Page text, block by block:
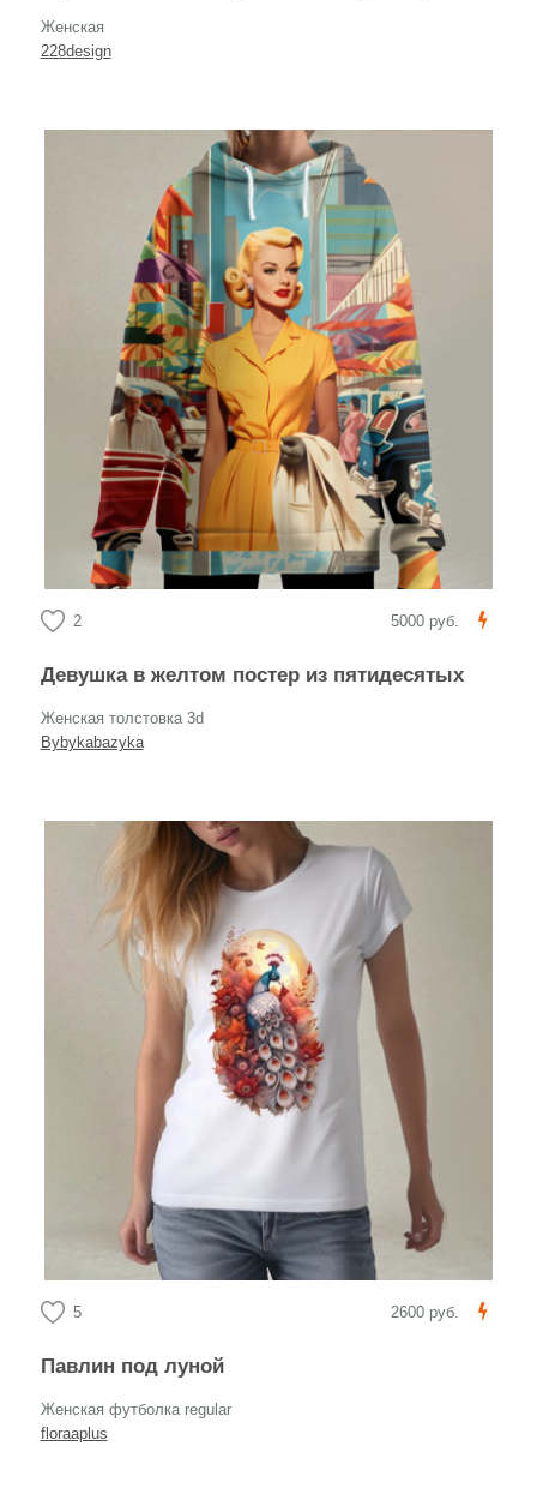
Женская
228design
2 5000 руб.
Девушка в желтом постер из пятидесятых
Женская толстовка 3d
Bybykabazyka
5 2600 руб.
Павлин под луной
Женская футболка regular
floraaplus